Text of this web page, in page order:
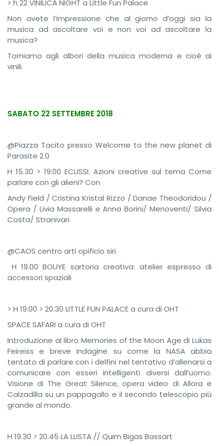
> h 22 VINILICA NIGHT a Little Fun Palace
Non avete l’impressione che al giorno d’oggi sia la
musica ad ascoltare voi e non voi ad ascoltare la
musica?
Torniamo agli albori della musica moderna e cioè ai
vinili.
SABATO 22 SETTEMBRE 2018
@Piazza Tacito presso Welcome to the new planet di
Parasite 2.0
H 15.30 > 19:00 ECLISSI: Azioni creative sul tema Come
parlare con gli alieni? Con
Andy Field / Cristina Kristal Rizzo / Danae Theodoridou /
Opera / Livia Massarelli e Anna Borini/ Menoventi/ Silvia
Costa/ Stranivari
@CAOS centro arti opificio siri
H 19.00 BOUYE sartoria creativa: atelier espresso di
accessori spaziali
> H 19.00 > 20.30 LITTLE FUN PALACE a cura di OHT
SPACE SAFARI a cura di OHT
Introduzione al libro Memories of the Moon Age di Lukas
Feireiss e breve indagine su come la NASA abbia
tentato di parlare con i delfini nel tentativo d’allenarsi a
comunicare con esseri intelligenti diversi dall’uomo.
Visione di The Great Silence, opera video di Allora e
Calzadilla su un pappagallo e il secondo telescopio più
grande al mondo.
H 19.30 > 20.45 LA LLISTA // Quim Bigas Bassart